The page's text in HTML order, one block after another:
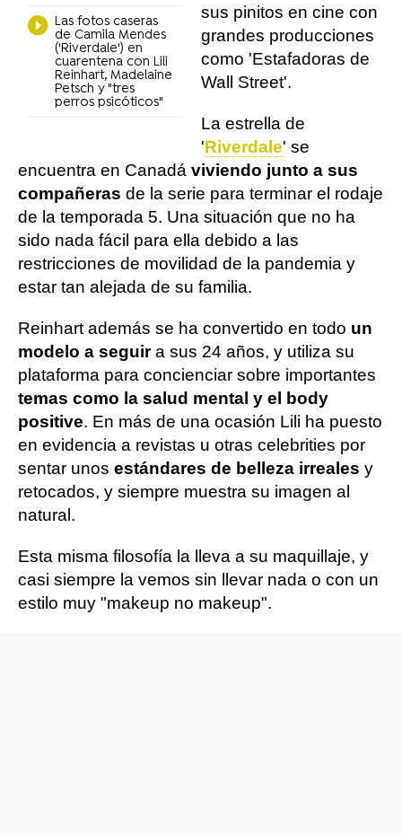
Las fotos caseras
de Camila Mendes
('Riverdale') en
cuarentena con Lili
Reinhart, Madelaine
Petsch y "tres
perros psicóticos"
sus pinitos en cine con
grandes producciones
como 'Estafadoras de
Wall Street'.
La estrella de
'Riverdale' se
encuentra en Canadá viviendo junto a sus
compañeras de la serie para terminar el rodaje
de la temporada 5. Una situación que no ha
sido nada fácil para ella debido a las
restricciones de movilidad de la pandemia y
estar tan alejada de su familia.
Reinhart además se ha convertido en todo un
modelo a seguira sus 24 años, y utiliza su
plataforma para concienciar sobre importantes
temas como la salud mental y el body
positive. En más de una ocasión Lili ha puesto
en evidencia a revistas u otras celebrities por
sentar unos estándares de belleza irreales y
retocados, y siempre muestra su imagen al
natural.
Esta misma filosofía la lleva a su maquillaje, y
casi siempre la vemos sin llevar nada o con un
estilo muy "makeup no makeup".